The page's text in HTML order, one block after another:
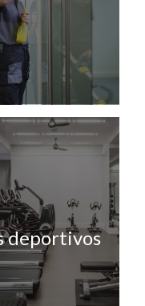
deportivos